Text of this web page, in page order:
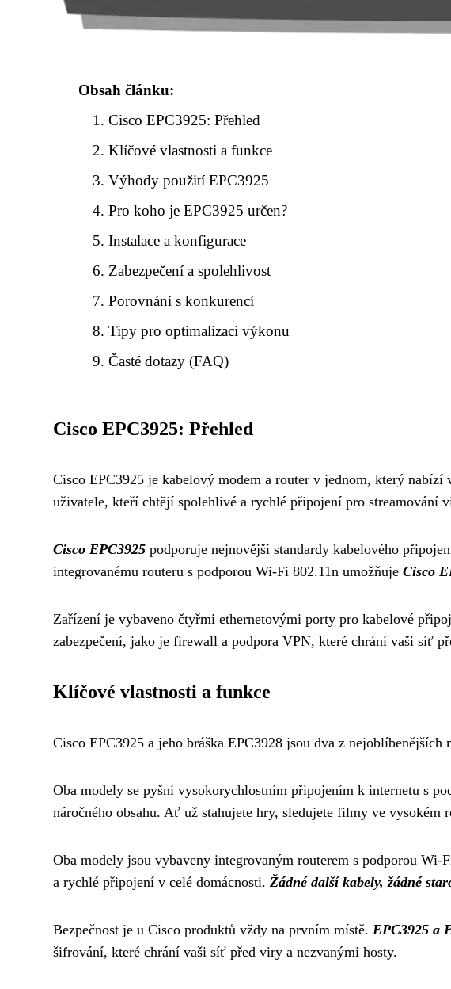
Obsah článku:
Cisco EPC3925: Přehled
Klíčové vlastnosti a funkce
Výhody použití EPC3925
Pro koho je EPC3925 určen?
Instalace a konfigurace
Zabezpečení a spolehlivost
Porovnání s konkurencí
Tipy pro optimalizaci výkonu
Časté dotazy (FAQ)
Cisco EPC3925: Přehled
Cisco EPC3925 je kabelový modem a router v jednom, který
uživatele, kteří chtějí spolehlivé a rychlé připojení pro streamování
Cisco EPC3925 podporuje nejnovější standardy kabelového
integrovanému routeru s podporou Wi-Fi 802.11n umožňuje Cisco
Zařízení je vybaveno čtyřmi ethernetovými porty pro kabelové
zabezpečení, jako je firewall a podpora VPN, které chrání vaši síť
Klíčové vlastnosti a funkce
Cisco EPC3925 a jeho bráška EPC3928 jsou dva z
Oba modely se pyšní vysokorychlostním připojením k internetu s
náročného obsahu. Ať už stahujete hry, sledujete filmy ve vysokém
Oba modely jsou vybaveny integrovaným routerem s podporou
a rychlé připojení v celé domácnosti. Žádné další kabely, žádné
Bezpečnost je u Cisco produktů vždy na prvním místě. EPC3925 a
šifrování, které chrání vaši síť před viry a nezvanými hosty.